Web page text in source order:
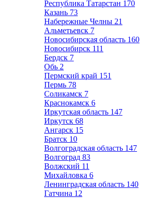
Республика Татарстан 170
Казань 73
Набережные Челны 21
Альметьевск 7
Новосибирская область 160
Новосибирск 111
Бердск 7
Обь 2
Пермский край 151
Пермь 78
Соликамск 7
Краснокамск 6
Иркутская область 147
Иркутск 68
Ангарск 15
Братск 10
Волгоградская область 147
Волгоград 83
Волжский 11
Михайловка 6
Ленинградская область 140
Гатчина 12